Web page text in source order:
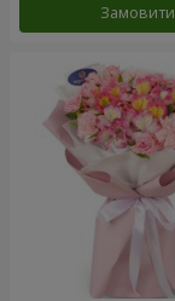
Замовити